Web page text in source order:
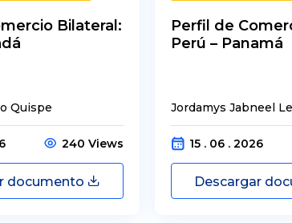
Bilateral:
Quispe
240 Views
documento
Perfil de
Perú – Panamá
Jordamys Jabneel
15 . 06 . 2026
Descargar